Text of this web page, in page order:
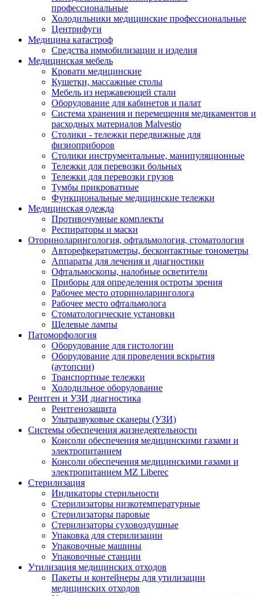
профессиональные
Холодильники медицинские профессиональные
Центрифуги
Медицина катастроф
Средства иммобилизации и изделия
Медицинская мебель
Кровати медицинские
Кушетки, массажные столы
Мебель из нержавеющей стали
Оборудование для кабинетов и палат
Система хранения и перемещения медикаментов и
расходных материалов Malvestio
Столики - тележки передвижные для
физиоприборов
Столики инструментальные, манипуляционные
Тележки для перевозки больных
Тележки для перевозки грузов
Тумбы прикроватные
Функциональные медицинские тележки
Медицинская одежда
Противочумные комплекты
Респираторы и маски
Оториноларингология, офтальмология, стоматология
Авторефкератометры, бесконтактные тонометры
Аппараты для лечения и диагностики
Офтальмоскопы, налобные осветители
Приборы для определения остроты зрения
Рабочее место оториноларинголога
Рабочее место офтальмолога
Стоматологические установки
Щелевые лампы
Патоморфология
Оборудование для гистологии
Оборудование для проведения вскрытия
(аутопсии)
Транспортные тележки
Холодильное оборудование
Рентген и УЗИ диагностика
Рентгенозащита
Ультразвуковые сканеры (УЗИ)
Системы обеспечения жизнедеятельности
Консоли обеспечения медицинскими газами и
электропитанием
Консоли обеспечения медицинскими газами и
электропитанием MZ Liberec
Стерилизация
Индикаторы стерильности
Стерилизаторы низкотемпературные
Стерилизаторы паровые
Стерилизаторы суховоздушные
Упаковка для стерилизации
Упаковочные машины
Упаковочные станции
Утилизация медицинских отходов
Пакеты и контейнеры для утилизации
медицинских отходов